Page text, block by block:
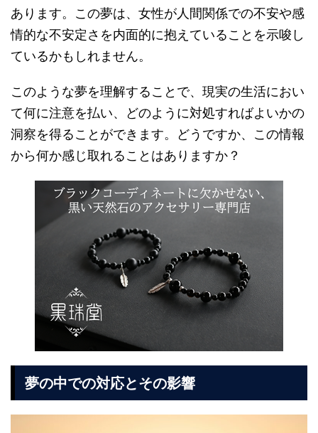
あります。この夢は、女性が人間関係での不安や感
情的な不安定さを内面的に抱えていることを示唆し
ているかもしれません。
このような夢を理解することで、現実の生活におい
て何に注意を払い、どのように対処すればよいかの
洞察を得ることができます。どうですか、この情報
から何か感じ取れることはありますか？
夢の中での対応とその影響